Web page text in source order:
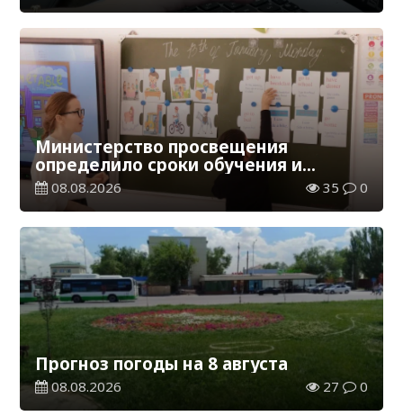
Министерство просвещения
определило сроки обучения и
каникул на 2026-2027 учебный год
08.08.2026 35 0
Прогноз погоды на 8 августа
08.08.2026 27 0